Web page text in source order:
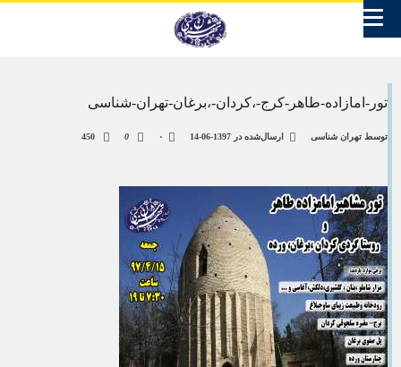
تور-امازاده-طاهر-کرج-،کردان-،برغان-تهران-شناسی
توسط تهران شناسی ارسال‌شده در 1397-06-14 ۰ 0